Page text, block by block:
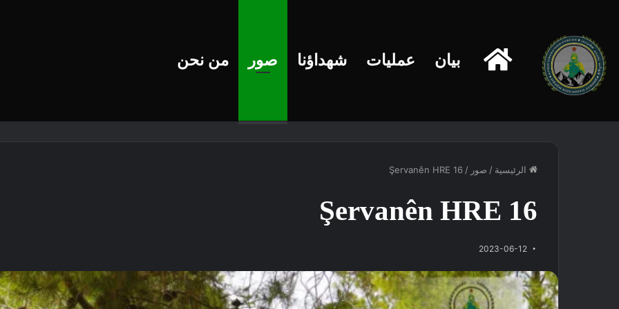
الرئيسية
بيان عمليات شهداؤنا صور من نحن
الرئيسية / صور /
Şervanên HRE 16
Şervanên HRE 16
2023-06-12